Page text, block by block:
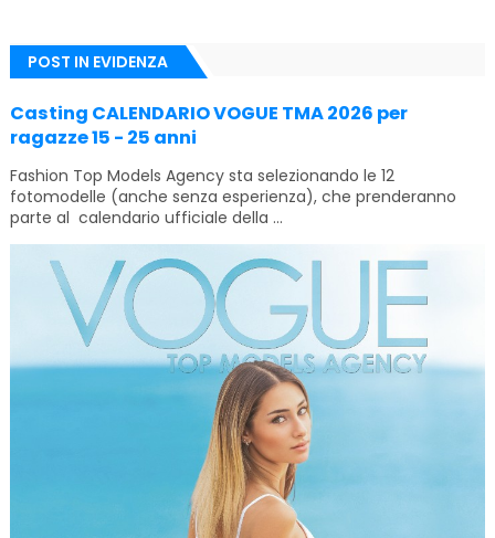
POST IN EVIDENZA
Casting CALENDARIO VOGUE TMA 2026 per
ragazze 15 - 25 anni
Fashion Top Models Agency sta selezionando le 12
fotomodelle (anche senza esperienza), che prenderanno
parte al calendario ufficiale della ...